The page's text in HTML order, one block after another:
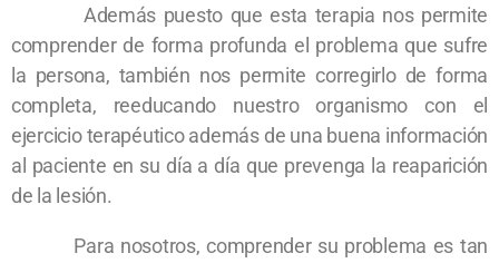
Además puesto que esta terapia nos permite
comprender de forma profunda el problema que sufre
la persona, también nos permite corregirlo de forma
completa, reeducando nuestro organismo con el
ejercicio terapéutico además de una buena información
al paciente en su día a día que prevenga la reaparición
de la lesión.
Para nosotros, comprender su problema es tan